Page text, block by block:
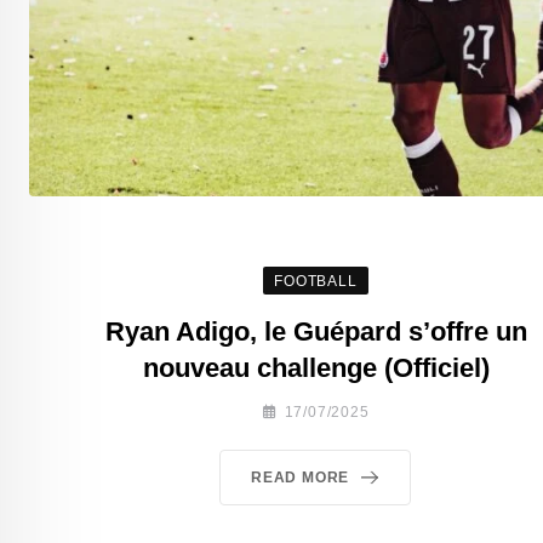
FOOTBALL
Ryan Adigo, le Guépard s’offre un
nouveau challenge (Officiel)
17/07/2025
READ MORE